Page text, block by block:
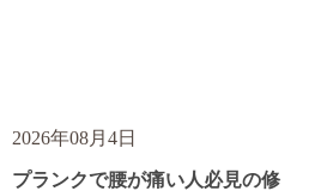
2026年08月4日
プランクで腰が痛い人必見の修